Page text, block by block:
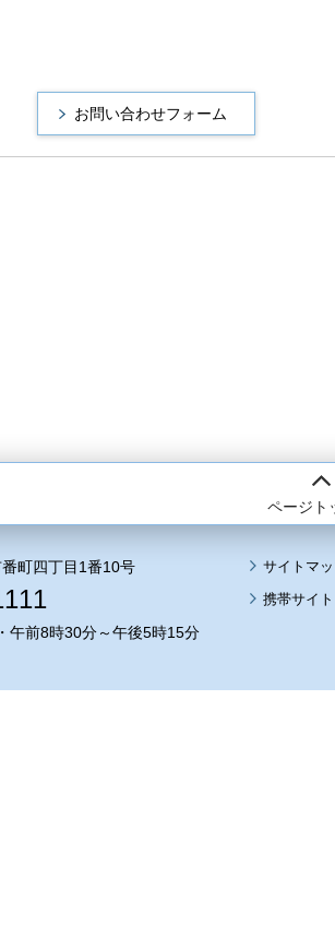
ページト
町四丁目1番10号
午前8時30分～午後5時15分
サイトマ
携帯サイト